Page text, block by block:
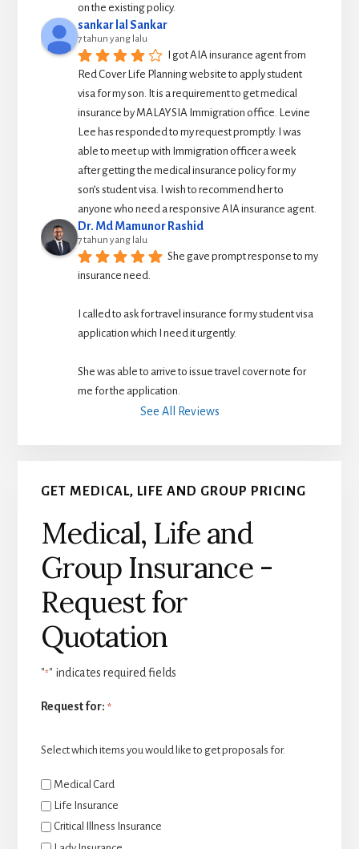
on the existing policy.
sankar lal Sankar
7 tahun yang lalu
I got AIA insurance agent from
Red Cover Life Planning website to apply student
visa for my son. It is a requirement to get medical
insurance by MALAYSIA Immigration office. Levine
Lee has responded to my request promptly. I was
able to meet up with Immigration officer a week
after getting the medical insurance policy for my
son’s student visa. I wish to recommend her to
anyone who need a responsive AIA insurance agent.
Dr. Md Mamunor Rashid
7 tahun yang lalu
She gave prompt response to my
insurance need.
I called to ask for travel insurance for my student visa
application which I need it urgently.
She was able to arrive to issue travel cover note for
me for the application.
See All Reviews
GET MEDICAL, LIFE AND GROUP PRICING
Medical, Life and
Group Insurance -
Request for
Quotation
"*" indicates required fields
Request for: *
Select which items you would like to get proposals for.
Medical Card
Life Insurance
Critical Illness Insurance